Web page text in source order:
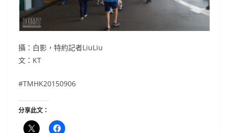
攝：白影，特約記者LiuLiu
文：KT
#‎TMHK20150906
分享此文：